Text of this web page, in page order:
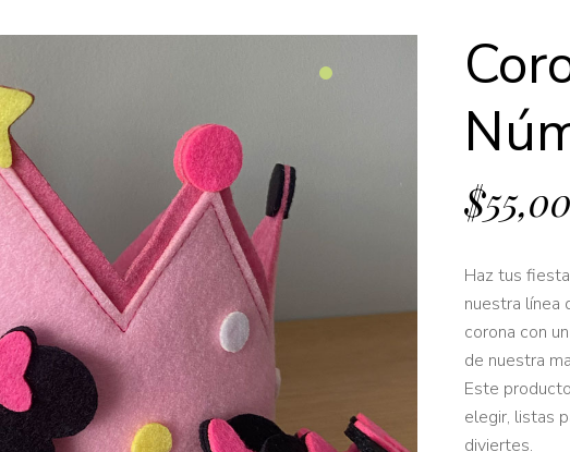
$
Haz tus
nuestra línea
corona con
de nuestra
Este
elegir, listas
diviertes.